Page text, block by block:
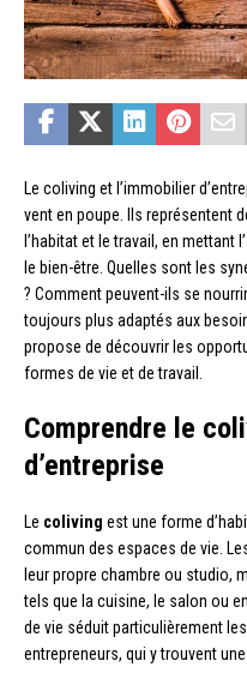
Le coliving et l’immobilier
vent en poupe. Ils représentent
l’habitat et le travail, en mettant
le bien-être. Quelles sont les
? Comment peuvent-ils se
toujours plus adaptés aux
propose de découvrir les
formes de vie et de travail.
Comprendre le
d’entreprise
Le coliving est une forme
commun des espaces de vie.
leur propre chambre ou studio,
tels que la cuisine, le salon ou
de vie séduit particulièrement
entrepreneurs, qui y trouvent